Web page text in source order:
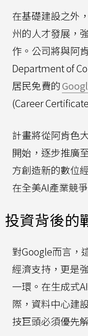
在基礎建設之外
州的人才發展，
作。公司將與阿
Department of
居民免費的
(Career
計畫將從阿肯色
開始，逐步推廣
方創造新的數位
在全美AI產業競
投資背後的
對Google而言，
經濟支持，更是
一環。在生成式
際，資料中心建
技巨頭必須優先